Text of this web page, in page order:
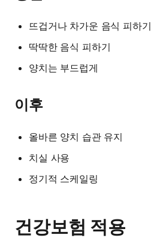
뜨겁거나 차가운 음식 피하기
딱딱한 음식 피하기
양치는 부드럽게
이후
올바른 양치 습관 유지
치실 사용
정기적 스케일링
건강보험 적용